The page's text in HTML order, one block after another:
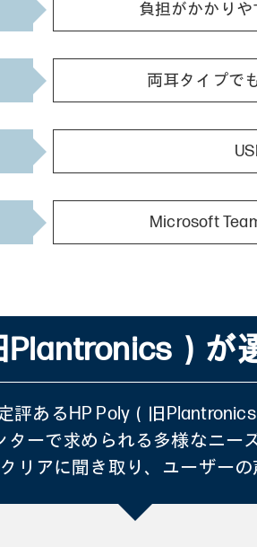
負担がかかり
両耳タイプで
Microsoft
Plantronics）が
評あるHP Poly（旧Plantronics
ターで求められる多様なニー
リアに聞き取り、ユーザーの